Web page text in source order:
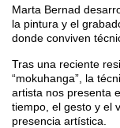
Marta Bernad
la pintura y el
donde conviven
Tras una reciente
“mokuhanga”, la
artista nos presenta
tiempo, el gesto y el
presencia artística.